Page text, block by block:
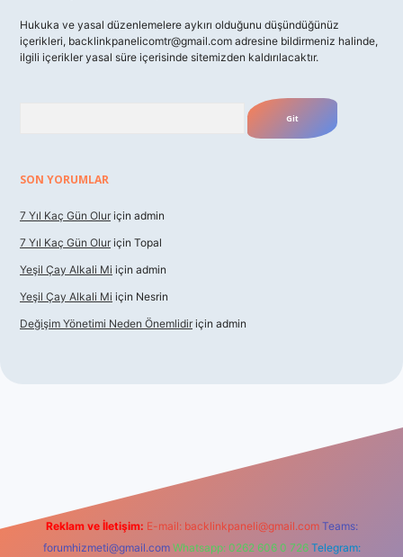
Hukuka ve yasal düzenlemelere aykırı olduğunu düşündüğünüz
içerikleri, backlinkpanelicomtr@gmail.com adresine bildirmeniz halinde,
ilgili içerikler yasal süre içerisinde sitemizden kaldırılacaktır.
SON YORUMLAR
7 Yıl Kaç Gün Olur için admin
7 Yıl Kaç Gün Olur için Topal
Yeşil Çay Alkali Mi için admin
Yeşil Çay Alkali Mi için Nesrin
Değişim Yönetimi Neden Önemlidir için admin
Reklam ve İletişim: E-mail: backlinkpaneli@gmail.com Teams:
forumhizmeti@gmail.com Whatsapp: 0262 606 0 726 Telegram: